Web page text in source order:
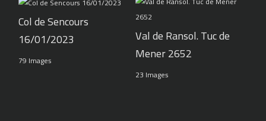
Col de Sencours
16/01/2023
79 Images
Val de Ransol. Tuc de
Mener 2652
23 Images